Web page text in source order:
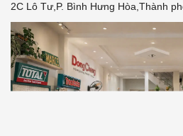
2C Lô Tư,P. Bình Hưng Hòa,Thành